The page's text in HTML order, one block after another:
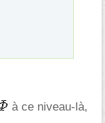
à ce niveau-là,